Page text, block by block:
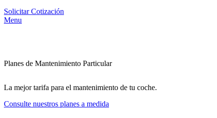
Solicitar Cotización
Menu
Planes de Mantenimiento Particular
La mejor tarifa para el mantenimiento de tu coche.
Consulte nuestros planes a medida